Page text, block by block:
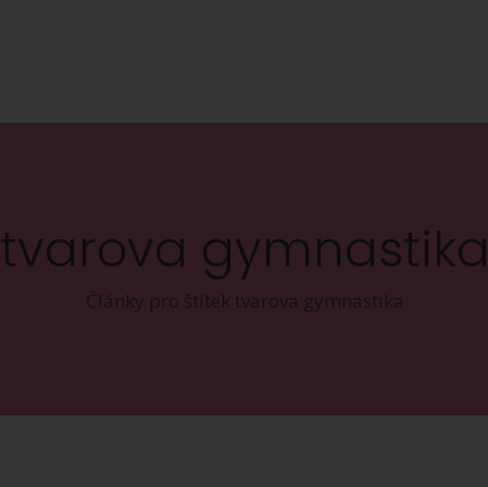
tvarova gymnastika
Články pro štítek tvarova gymnastika